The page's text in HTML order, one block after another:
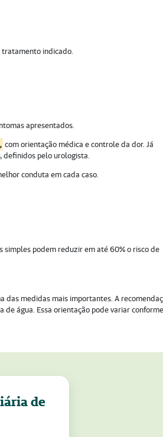
tratamento indicado.
apresentados.
com orientação médica e controle da dor. Já
definidos pelo urologista.
conduta em cada caso.
podem reduzir em até 60% o risco de
das medidas mais importantes. A
água. Essa orientação pode variar conforme
de